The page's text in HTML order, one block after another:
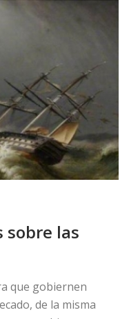
sobre las
que gobiernen
de la misma